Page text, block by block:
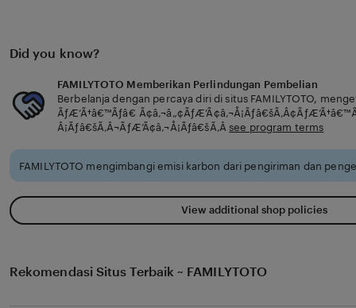
Did you know?
FAMILYTOTO Memberikan Perlindungan Pembelian
Berbelanja dengan percaya diri di situs FAMILYTOTO,
ÃƒÆ’Ã†â€™Ãƒâ€
Â¡Ãƒâ€šÃ‚Â¬ÃƒÆ’Ã¢â‚¬Å¡Ãƒâ€šÃ‚Âsee program terms
FAMILYTOTO mengimbangi emisi karbon dari pengiriman dan
View additional shop policies
Rekomendasi Situs Terbaik ~ FAMILYTOTO